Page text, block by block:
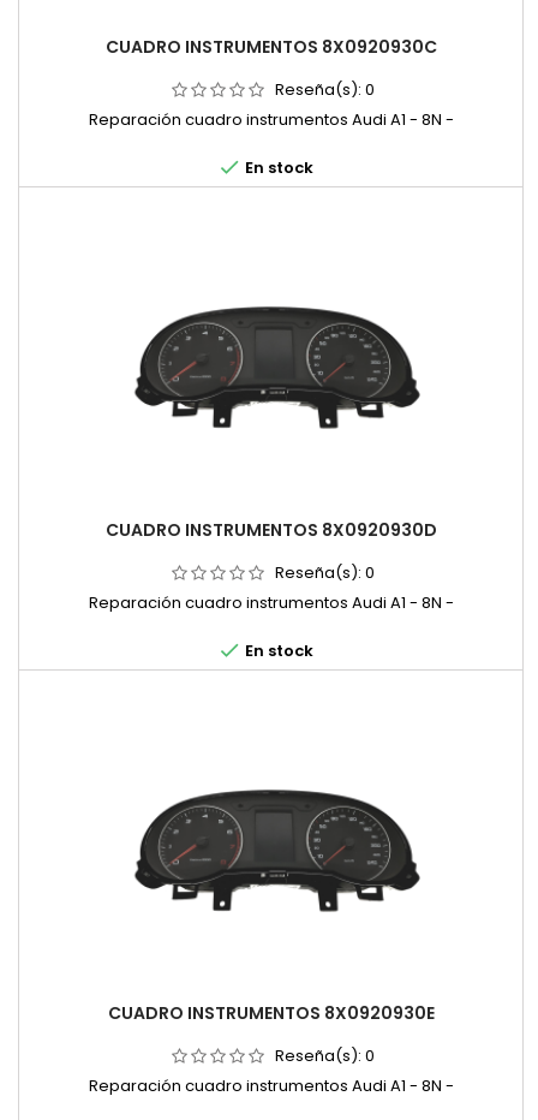
CUADRO INSTRUMENTOS 8X0920930C
Reseña(s): 0
Reparación cuadro instrumentos Audi A1 - 8N -
 En stock
CUADRO INSTRUMENTOS 8X0920930D
Reseña(s): 0
Reparación cuadro instrumentos Audi A1 - 8N -
 En stock
CUADRO INSTRUMENTOS 8X0920930E
Reseña(s): 0
Reparación cuadro instrumentos Audi A1 - 8N -